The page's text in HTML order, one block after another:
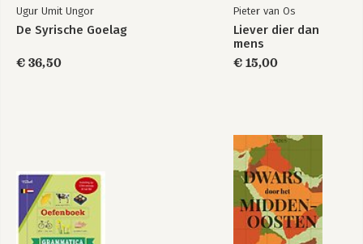
Ugur Umit Ungor
De Syrische Goelag
€ 36,50
Pieter van Os
Liever dier dan
mens
€ 15,00